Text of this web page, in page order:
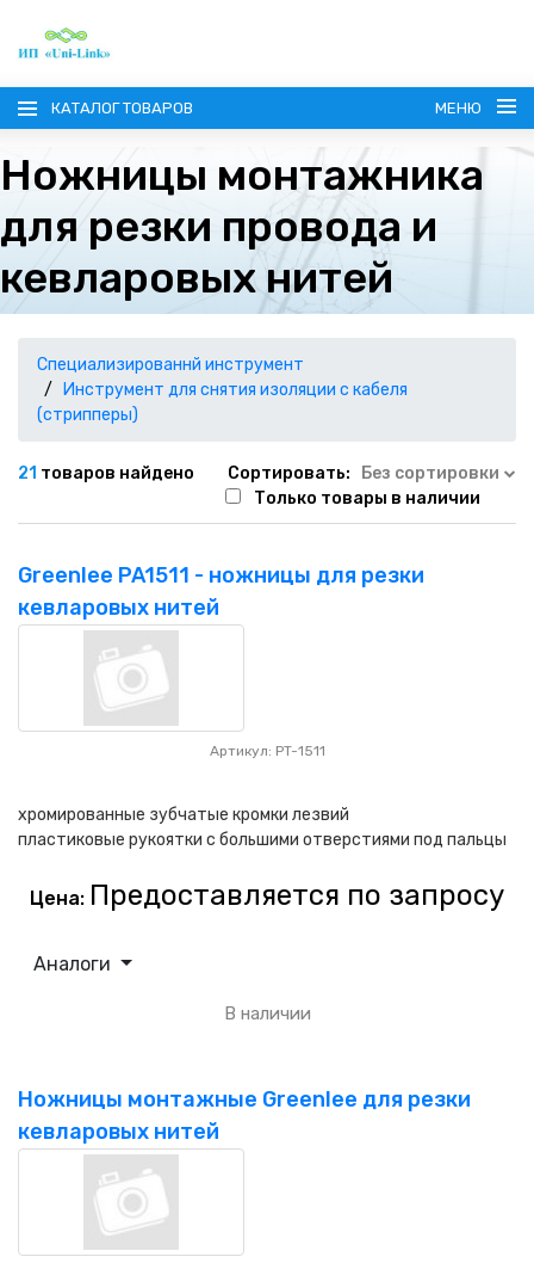
КАТАЛОГ ТОВАРОВ МЕНЮ
ГЛАВНАЯ
О КОМПАНИИ
ИНФОРМАЦИЯ
НАШИ ПОСТАВЩИКИ
НАША ПРОДУКЦИЯ
ГЕОСИНТЕТИЧЕСКИЕ МАТЕРИАЛЫ
КОНТАКТЫ
Ножницы монтажника
для резки провода и
кевларовых нитей
Специализированнй инструмент
Инструмент для снятия изоляции с кабеля
(стрипперы)
21 товаров найдено Сортировать:
Без сортировки
Только товары в наличии
Greenlee PA1511 - ножницы для резки
кевларовых нитей
Артикул: PT-1511
хромированные зубчатые кромки лезвий
пластиковые рукоятки с большими отверстиями под пальцы
Цена: Предоставляется по запросу
Аналоги
В наличии
Ножницы монтажные Greenlee для резки
кевларовых нитей